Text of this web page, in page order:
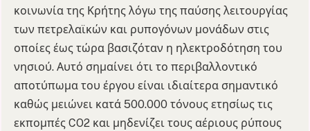
κοινωνία της Κρήτης λόγω της παύσης λειτουργίας
των πετρελαϊκών και ρυπογόνων μονάδων στις
οποίες έως τώρα βασιζόταν η ηλεκτροδότηση του
νησιού. Αυτό σημαίνει ότι το περιβαλλοντικό
αποτύπωμα του έργου είναι ιδιαίτερα σημαντικό
καθώς μειώνει κατά 500.000 τόνους ετησίως τις
εκπομπές CO2 και μηδενίζει τους αέριους ρύπους